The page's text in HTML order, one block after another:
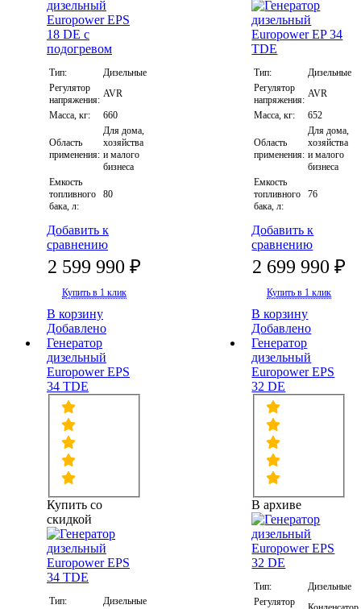
Тип:
Дизельные
Регулятор
напряжения:
AVR
Масса, кг:
660
Область
применения:
Для дома,
хозяйства
и малого
бизнеса
Емкость
топливного
бака, л:
80
Добавить к
сравнению
2 599 990 ₽
Купить в 1 клик
В корзину
Добавлено
Тип:
Дизельные
Регулятор
напряжения:
AVR
Масса, кг:
652
Область
применения:
Для дома,
хозяйства
и малого
бизнеса
Емкость
топливного
бака, л:
76
Добавить к
сравнению
2 699 990 ₽
Купить в 1 клик
В корзину
Добавлено
Генератор
дизельный
Europower EPS
34 TDE
Купить со
скидкой
Тип:
Дизельные
Генератор
дизельный
Europower EPS
32 DE
В архиве
Тип:
Дизельные
Регулятор